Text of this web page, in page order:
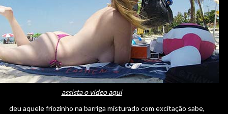
assista o vídeo aqui
deu aquele friozinho na barriga misturado com excitação sabe,